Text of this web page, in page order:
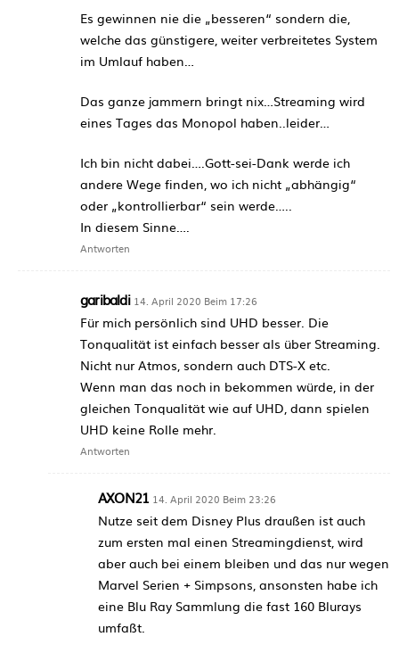
Es gewinnen nie die „besseren“ sondern die,
welche das günstigere, weiter verbreitetes System
im Umlauf haben…
Das ganze jammern bringt nix…Streaming wird
eines Tages das Monopol haben..leider…
Ich bin nicht dabei….Gott-sei-Dank werde ich
andere Wege finden, wo ich nicht „abhängig“
oder „kontrollierbar“ sein werde…..
In diesem Sinne….
Antworten
garibaldi 14. April 2020 Beim 17:26
Für mich persönlich sind UHD besser. Die
Tonqualität ist einfach besser als über Streaming.
Nicht nur Atmos, sondern auch DTS-X etc.
Wenn man das noch in bekommen würde, in der
gleichen Tonqualität wie auf UHD, dann spielen
UHD keine Rolle mehr.
Antworten
AXON21 14. April 2020 Beim 23:26
Nutze seit dem Disney Plus draußen ist auch
zum ersten mal einen Streamingdienst, wird
aber auch bei einem bleiben und das nur wegen
Marvel Serien + Simpsons, ansonsten habe ich
eine Blu Ray Sammlung die fast 160 Blurays
umfaßt.